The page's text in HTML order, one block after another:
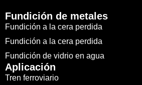
Fundición de metales
Fundición a la cera perdida
Fundición a la cera perdida
Fundición de vidrio en agua
Aplicación
Tren ferroviario